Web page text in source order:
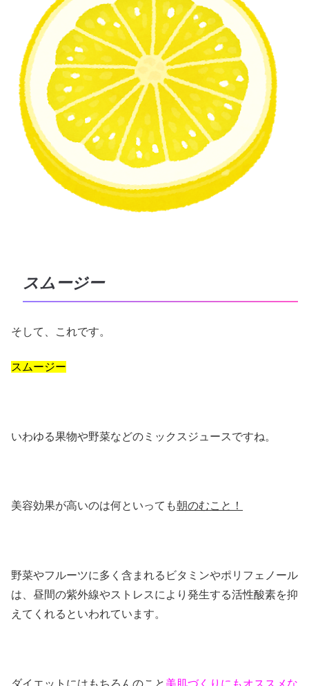
スムージー
そして、これです。
スムージー
いわゆる果物や野菜などのミックスジュースですね。
美容効果が高いのは何といっても朝のむこと！
野菜やフルーツに多く含まれるビタミンやポリフェノール
は、昼間の紫外線やストレスにより発生する活性酸素を抑
えてくれるといわれています。
ダイエットにはもちろんのこと 美肌づくりにもオススメな